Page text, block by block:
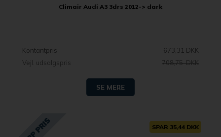
Climair Audi A3 3drs 2012-> dark
Kontantpris
673,31 DKK
Vejl. udsalgspris
708,75 DKK
SE MERE
SPAR 35,44 DKK